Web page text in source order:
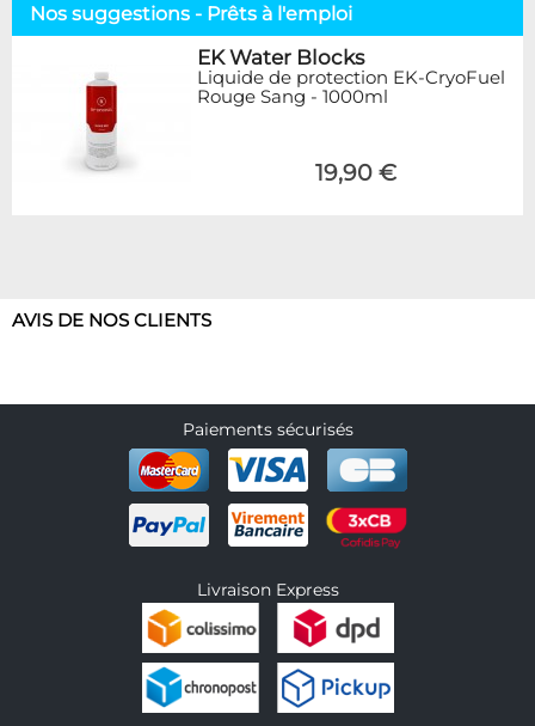
Nos suggestions - Prêts à l'emploi
EK Water Blocks
Liquide de protection EK-CryoFuel
Rouge Sang - 1000ml
19,90 €
AVIS DE NOS CLIENTS
Paiements sécurisés
Livraison Express